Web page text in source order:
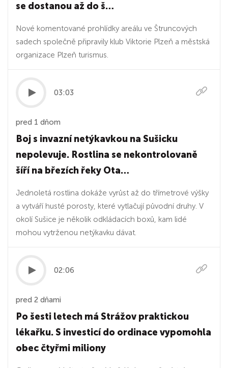
se dostanou až do š…
Nové komentované prohlídky areálu ve Štruncových
sadech společně připravily klub Viktorie Plzeň a městská
organizace Plzeň turismus.
03:03
pred 1 dňom
Boj s invazní netýkavkou na Sušicku
nepolevuje. Rostlina se nekontrolovaně
šíří na březích řeky Ota…
Jednoletá rostlina dokáže vyrůst až do třímetrové výšky
a vytváří husté porosty, které vytlačují původní druhy. V
okolí Sušice je několik odkládacích boxů, kam lidé
mohou vytrženou netýkavku dávat.
02:06
pred 2 dňami
Po šesti letech má Strážov praktickou
lékařku. S investicí do ordinace vypomohla
obec čtyřmi miliony